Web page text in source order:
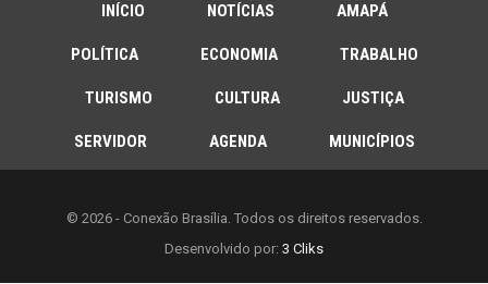
INÍCIO NOTÍCIAS AMAPÁ
POLÍTICA ECONOMIA TRABALHO
TURISMO CULTURA JUSTIÇA
SERVIDOR AGENDA MUNICÍPIOS
© 2026 - Conexão Brasília. Todos os direitos reservados.
Desenvolvido por: 3 Cliks